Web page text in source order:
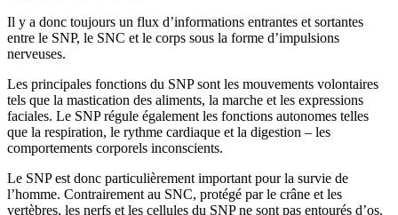
Il y a donc toujours un flux d’informations entrantes et sortantes
entre le SNP, le SNC et le corps sous la forme d’impulsions
nerveuses.
Les principales fonctions du SNP sont les mouvements volontaires
tels que la mastication des aliments, la marche et les expressions
faciales. Le SNP régule également les fonctions autonomes telles
que la respiration, le rythme cardiaque et la digestion – les
comportements corporels inconscients.
Le SNP est donc particulièrement important pour la survie de
l’homme. Contrairement au SNC, protégé par le crâne et les
vertèbres, les nerfs et les cellules du SNP ne sont pas entourés d’os.